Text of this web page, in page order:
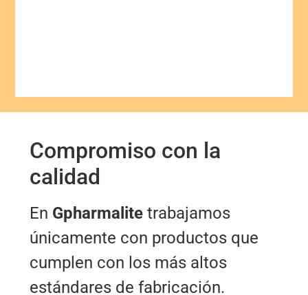
Compromiso con la
calidad
En Gpharmalitetrabajamos
únicamente con productos que
cumplen con los más altos
estándares de fabricación.